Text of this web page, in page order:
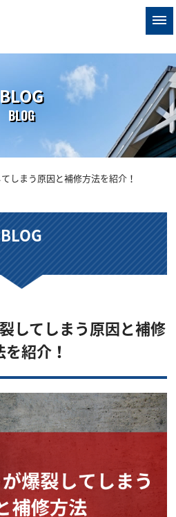
BLOG
BLOG
しまう原因と補修方法を紹介！
BLOG
してしまう原因と補修
を紹介！